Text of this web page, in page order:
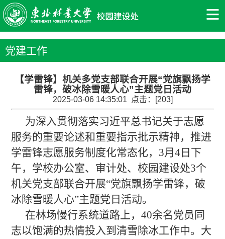
党建工作
【学雷锋】机关多党支部联合开展“党旗飘扬学
雷锋，破冰除雪暖人心”主题党日活动
2025-03-06 14:35:01 点击：[203]
为深入贯彻落实习近平总书记关于志愿
服务的重要论述和重要指示批示精神，推进
学雷锋志愿服务制度化常态化，3月4日下
午，学校办公室、审计处、校园建设处3个
机关党支部联合开展“党旗飘扬学雷锋，破
冰除雪暖人心”主题党日活动。
在林场慢行系统道路上，40余名党员同
志以饱满的热情投入到清雪除冰工作中。大